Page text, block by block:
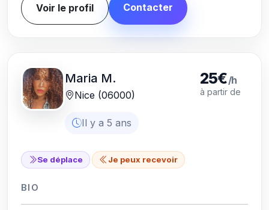
Voir le profil Contacter
Maria M.
Nice (06000)
Il y a 5 ans
25€/h
à partir de
Se déplace Je peux recevoir
BIO